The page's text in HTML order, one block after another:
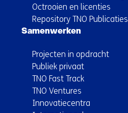
Octrooien en licenties
Repository TNO Publicaties
Samenwerken
Projecten in opdracht
Publiek privaat
TNO Fast Track
TNO Ventures
Innovatiecentra